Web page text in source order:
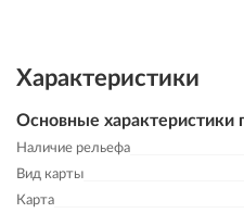
Характеристики
Основные характеристики
Наличие рельефа
Вид карты
Карта